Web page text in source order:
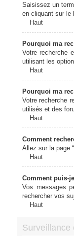
Saisissez un
en cliquant sur le
Haut
Pourquoi ma
Votre recherche
utilisant les
Haut
Pourquoi ma
Votre recherche
utilisés et des
Haut
Comment
Allez sur la page
Haut
Comment puis-
Vos messages
rechercher vos
Haut
Surveillance